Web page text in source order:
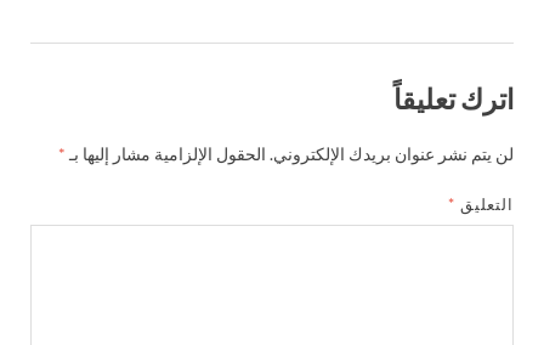
اترك تعليقاً
لن يتم نشر عنوان بريدك الإلكتروني. الحقول الإلزامية مشار إليها بـ *
التعليق *